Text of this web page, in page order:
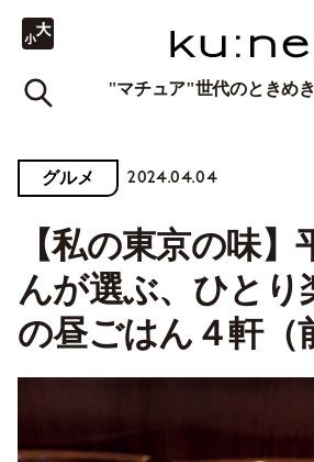
"マチュア"世代のときめき
グルメ 2024.04.04
【私の東京の味】
んが選ぶ、ひとり
の昼ごはん４軒（